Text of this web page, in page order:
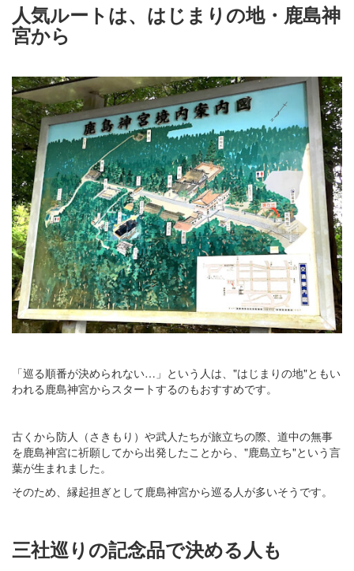
人気ルートは、はじまりの地・鹿島神
宮から
「巡る順番が決められない…」という人は、"はじまりの地"ともい
われる鹿島神宮からスタートするのもおすすめです。
古くから防人（さきもり）や武人たちが旅立ちの際、道中の無事
を鹿島神宮に祈願してから出発したことから、"鹿島立ち"という言
葉が生まれました。
そのため、縁起担ぎとして鹿島神宮から巡る人が多いそうです。
三社巡りの記念品で決める人も